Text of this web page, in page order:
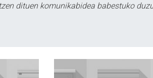
dituen komunikabidea babestuko